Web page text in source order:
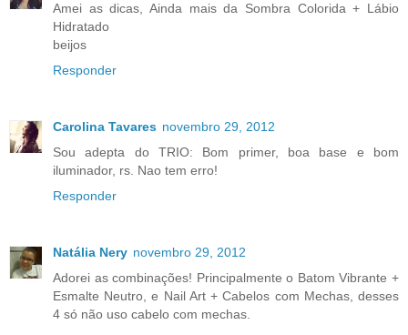
Amei as dicas, Ainda mais da Sombra Colorida + Lábio
Hidratado
beijos
Responder
Carolina Tavares novembro 29, 2012
Sou adepta do TRIO: Bom primer, boa base e bom
iluminador, rs. Nao tem erro!
Responder
Natália Nery novembro 29, 2012
Adorei as combinações! Principalmente o Batom Vibrante +
Esmalte Neutro, e Nail Art + Cabelos com Mechas, desses
4 só não uso cabelo com mechas.